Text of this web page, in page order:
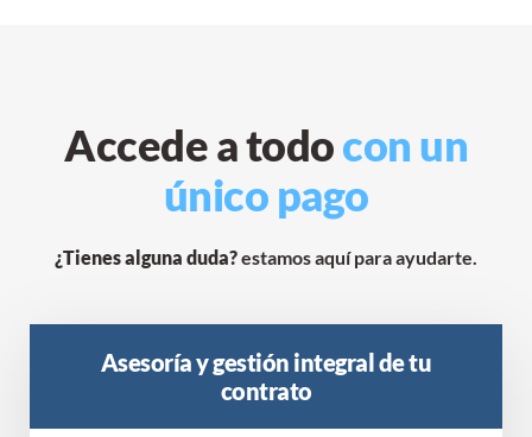
Accede a todocon un
único pago
¿Tienes alguna duda?estamos aquí para ayudarte.
Asesoría y gestión integral de tu
contrato